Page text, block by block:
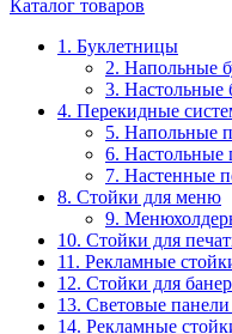
Каталог товаров
1. Буклетницы
2. Напольные
3. Настольные
4. Перекидные
5. Напольные
6. Настольные
7. Настенные
8. Стойки для меню
9.
10. Стойки для
11. Рекламные
12. Стойки для
13. Световые
14. Рекламные